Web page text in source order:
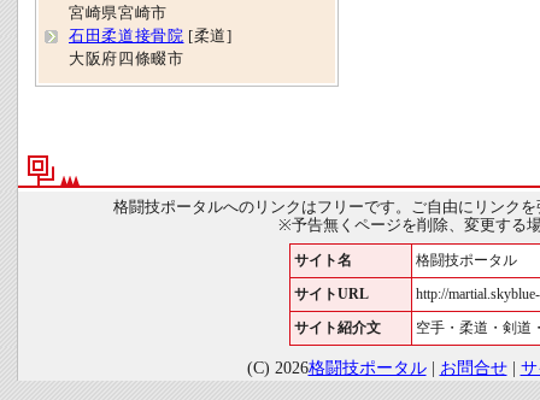
宮崎県宮崎市
石田柔道接骨院 [柔道]
大阪府四條畷市
格闘技ポータルへのリンクはフリーです。ご自由にリンク
※予告無くページを削除、変更する
サイト名 格闘技ポータル
サイトURL http://
サイト紹介文 空手・柔道・剣道
(C) 2026格闘技ポータル| お問合せ|